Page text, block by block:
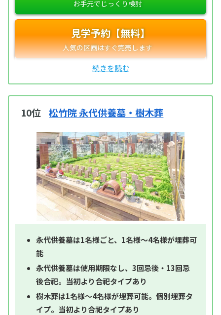
見学予約【無料】
10位 松竹院 永代供養墓・樹木葬
永代供養墓は1名様ごと、1名様～4名様が埋葬可
能
永代供養墓は使用期限なし、3回忌後・13回忌
後合祀。当初より合祀タイプあり
樹木葬は1名様～4名様が埋葬可能。個別埋葬タ
イプ。当初より合祀タイプあり